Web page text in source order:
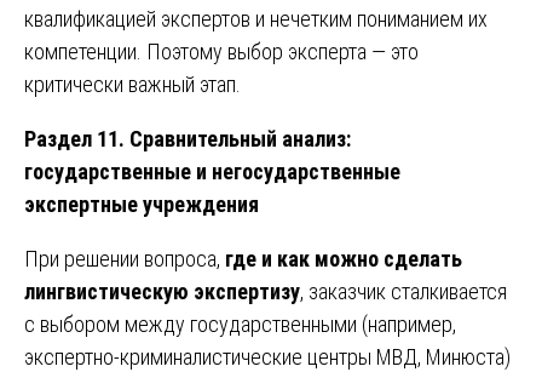
квалификацией экспертов и нечетким пониманием их
компетенции. Поэтому выбор эксперта — это
критически важный этап.
Раздел 11. Сравнительный анализ:
государственные и негосударственные
экспертные учреждения
При решении вопроса, где и как можно сделать
лингвистическую экспертизу, заказчик сталкивается
с выбором между государственными (например,
экспертно-криминалистические центры МВД, Минюста)